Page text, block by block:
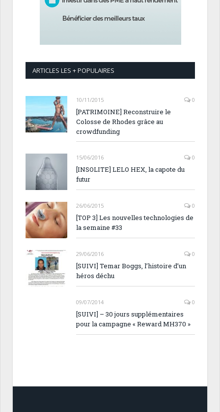
ARTICLES LES + POPULAIRES
10/11/2015 0
[PATRIMOINE] Reconstruire le
Colosse de Rhodes grâce au
crowdfunding
15/06/2016 0
[INSOLITE] LELO HEX, la capote du
futur
26/06/2015 0
[TOP 3] Les nouvelles technologies de
la semaine #33
29/06/2016 0
[SUIVI] Temar Boggs, l’histoire d’un
héros déchu
09/07/2014 0
[SUIVI] – 30 jours supplémentaires
pour la campagne « Reward MH370 »